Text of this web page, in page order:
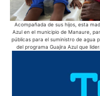
Acompañada de sus hijos, esta
Azul en el municipio de Manaure,
públicas para el suministro de agua
del programa Guajira Azul que